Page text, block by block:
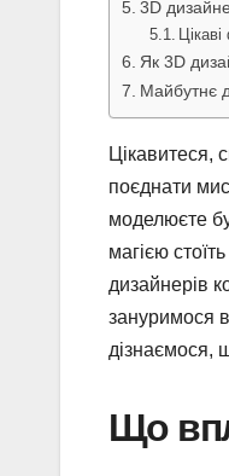
3D
Як 3D
Майбутнє
Цікавитеся,
поєднати
моделюєте
магією
дизайнерів
зануримося
дізнаємося,
Що